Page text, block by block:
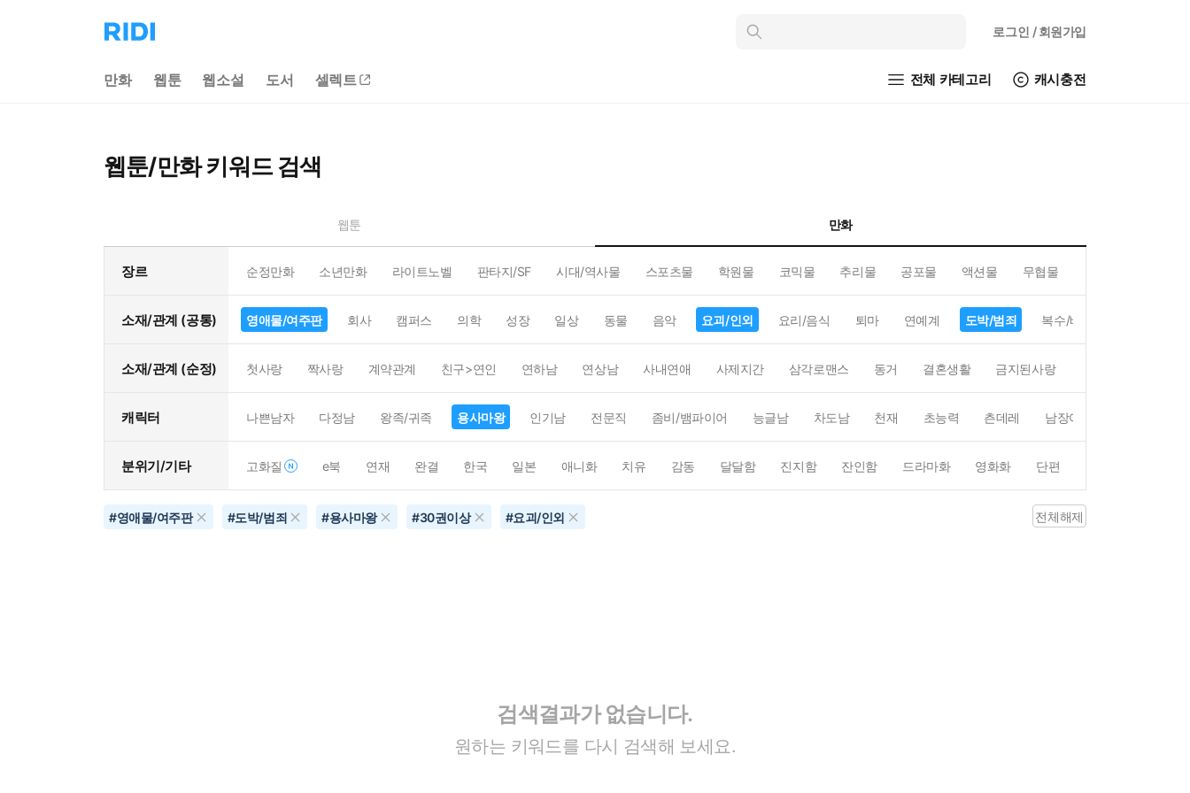
리
디
으
인
로그인 / 회원가입
만화 웹툰 웹소설 도서 셀렉트 전체 카테고리 캐시충전
웹툰/만화 키워드 검색
웹툰 만화
장르 순정만화 소년만화 라이트노벨 판타지/SF 시대/역사물 스포츠물 학원물 코믹물 추리물 공포물 액션물 무협물
소재/관계 (공통) 영애물/여주판 회사 캠퍼스 의학 성장 일상 동물 음악 요괴/인외 요리/음식 퇴마 연예계 도박/범죄 복수/배신
소재/관계 (순정) 첫사랑 짝사랑 계약관계 친구>연인 연하남 연상남 사내연애 사제지간 삼각로맨스 동거 결혼생활 금지된사랑
캐릭터 나쁜남자 다정남 왕족/귀족 용사마왕 인기남 전문직 좀비/뱀파이어 능글남 차도남 천재 초능력 츤데레 남장여자
분위기/기타 고화질 e북 연재 완결 한국 일본 애니화 치유 감동 달달함 진지함 잔인함 드라마화 영화화 단편
#영애물/여주판 #도박/범죄 #용사마왕 #30권이상 #요괴/인외 전체해제
검색결과가 없습니다.
원하는 키워드를 다시 검색해 보세요.